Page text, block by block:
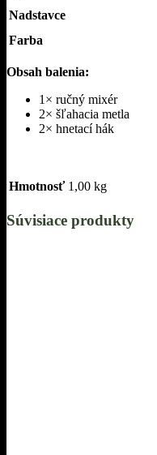
Nadstavce
Farba
Obsah balenia:
1× ručný mixér
2× šľahacia metla
2× hnetací hák
Hmotnosť 1,00 kg
Súvisiace produkty